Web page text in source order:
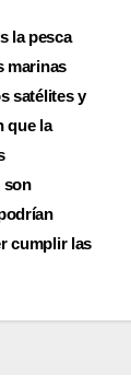
la pesca
marinas
satélites y
que la
son
cumplir las